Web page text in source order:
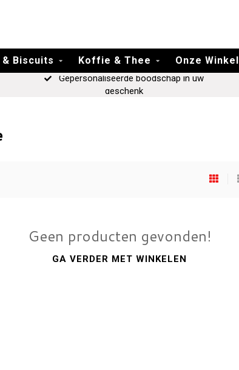
Biscuits Koffie & Thee Onze Winkel
Gepersonaliseerde boodschap in uw
geschenk
Geen producten gevonden!
GA VERDER MET WINKELEN